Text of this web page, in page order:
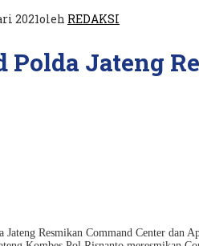
2021oleh REDAKSI
Polda Jateng